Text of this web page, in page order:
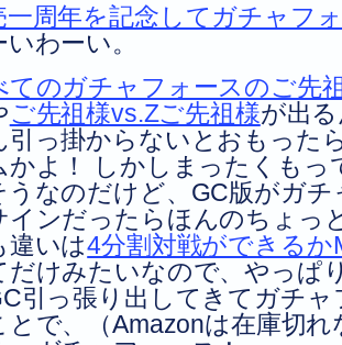
一周年を記念してガチャフ
わーい。
てのガチャフォースのご先
ご先祖様vs.Ζご先祖様が出
引っ掛からないとおもった
かよ！ しかしまったくもっ
うなのだけど、GC版がガ
インだったらほんのちょっ
違いは4分割対戦ができる
だけみたいなので、やっぱ
引っ張り出してきてガチ
とで、（Amazonは在庫切